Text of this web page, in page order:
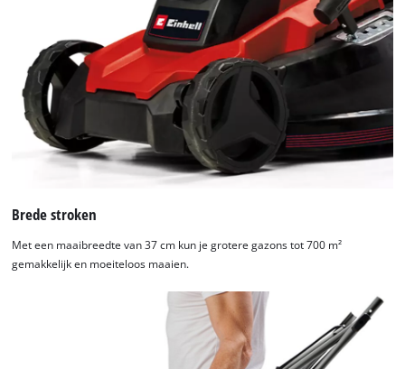
Brede stroken
Met een maaibreedte van 37 cm kun je grotere gazons tot 700 m²
gemakkelijk en moeiteloos maaien.